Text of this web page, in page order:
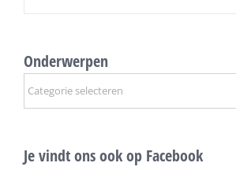
Onderwerpen
Onderwerpen
Je vindt ons ook op Facebook